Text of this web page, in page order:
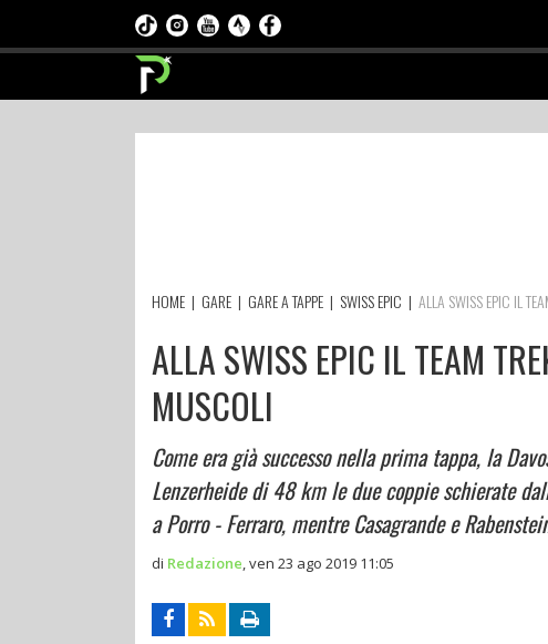
HOME | GARE | GARE A TAPPE | SWISS EPIC | ALLA SWISS EPIC IL
ALLA SWISS EPIC IL TEAM
MUSCOLI
Come era già successo nella prima tappa, la
Lenzerheide di 48 km le due coppie schierate
a Porro - Ferraro, mentre Casagrande e
di Redazione ven 23 ago 2019 11:05